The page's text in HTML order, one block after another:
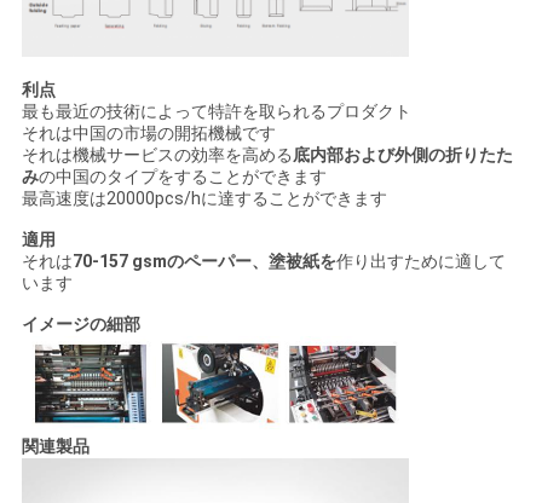
さ
い
引
用
を
要
求
し
な
利点
最も最近の技術によって特許を取られるプロダクト
それは中国の市場の開拓機械です
それは機械サービスの効率を高める底内部および外側の折りたた
みの中国のタイプをすることができます
最高速度は20000pcs/hに達することができます
適用
それは70-157 gsmのペーパー、塗被紙を作り出すために適して
います
イメージの細部
関連製品